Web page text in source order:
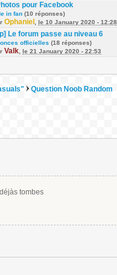
pour Facebook
in fan (10 réponses)
Ophaniel le 10 January 2020 - 12:28
Le forum passe au niveau 6
officielles (18 réponses)
Valk le 21 January 2020 - 22:53
Question Noob Random
tombes